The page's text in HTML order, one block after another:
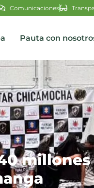
Comunicaciones
Pauta con